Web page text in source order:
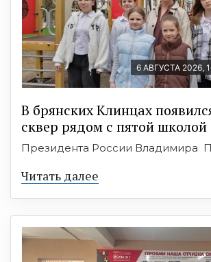
6 АВГУСТА 2026,
В брянских Клинцах
сквер рядом с пятой школой
Президента России Владимира
Читать далее